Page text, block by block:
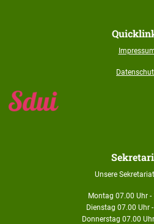
Unsere
Montag 07.00 Uhr -
Dienstag 07.00 Uhr
Donnerstag 07.00